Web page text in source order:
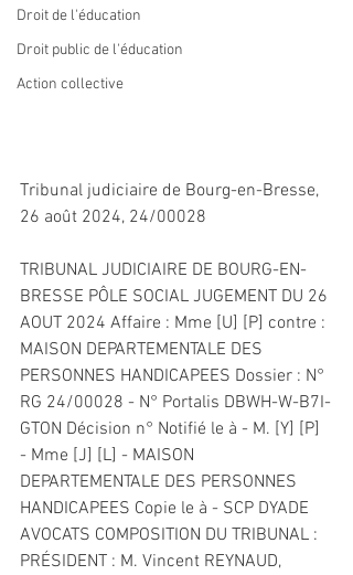
Droit de l'éducation
Droit public de l'éducation
Action collective
Tribunal judiciaire de Bourg-en-Bresse,
26 août 2024, 24/00028
TRIBUNAL JUDICIAIRE DE BOURG-EN-
BRESSE PÔLE SOCIAL JUGEMENT DU 26
AOUT 2024 Affaire : Mme [U] [P] contre :
MAISON DEPARTEMENTALE DES
PERSONNES HANDICAPEES Dossier : N°
RG 24/00028 - N° Portalis DBWH-W-B7I-
GTON Décision n° Notifié le à - M. [Y] [P]
- Mme [J] [L] - MAISON
DEPARTEMENTALE DES PERSONNES
HANDICAPEES Copie le à - SCP DYADE
AVOCATS COMPOSITION DU TRIBUNAL :
PRÉSIDENT : M. Vincent REYNAUD,